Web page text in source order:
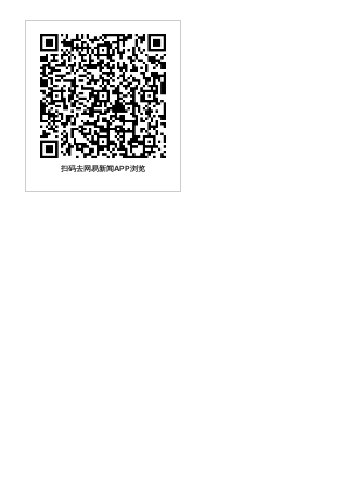
扫码去网易新闻APP浏览